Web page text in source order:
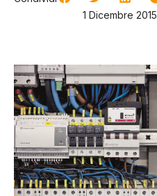
1 Dicembre 2015